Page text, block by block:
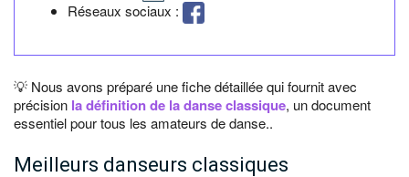
Réseaux sociaux :
💡 Nous avons préparé une fiche détaillée qui fournit avec
précision la définition de la danse classique, un document
essentiel pour tous les amateurs de danse..
Meilleurs danseurs classiques